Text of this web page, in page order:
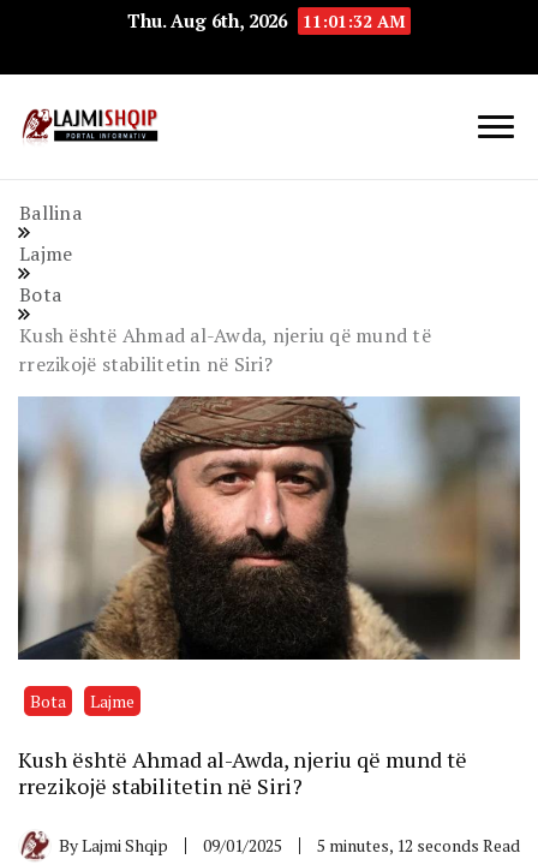
Thu. Aug 6th, 2026 11:01:33 AM
Ballina
Lajme
Bota
Kush është Ahmad al-Awda, njeriu që mund të
rrezikojë stabilitetin në Siri?
Bota Lajme
Kush është Ahmad al-Awda, njeriu që mund të
rrezikojë stabilitetin në Siri?
ByLajmi Shqip 09/01/2025 5 minutes, 12 seconds Read